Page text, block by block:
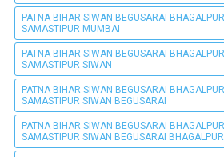
PATNA BIHAR SIWAN BEGUSARAI
SAMASTIPUR MUMBAI
PATNA BIHAR SIWAN BEGUSARAI
SAMASTIPUR SIWAN
PATNA BIHAR SIWAN BEGUSARAI
SAMASTIPUR SIWAN BEGUSARAI
PATNA BIHAR SIWAN BEGUSARAI
SAMASTIPUR SIWAN BEGUSARAI BHAGALPUR